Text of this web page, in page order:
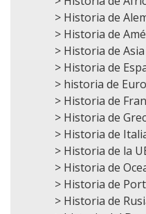
> Historia de
> Historia de
> Historia de Asia
> Historia de
> historia de
> Historia de
> Historia de
> Historia de
> Historia de la
> Historia de
> Historia de
> Historia de